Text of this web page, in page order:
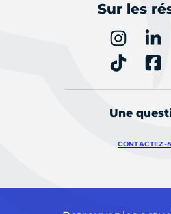
Sur les
Une
CONTACTEZ-